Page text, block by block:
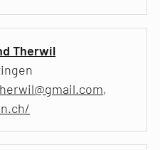
Therwil
,